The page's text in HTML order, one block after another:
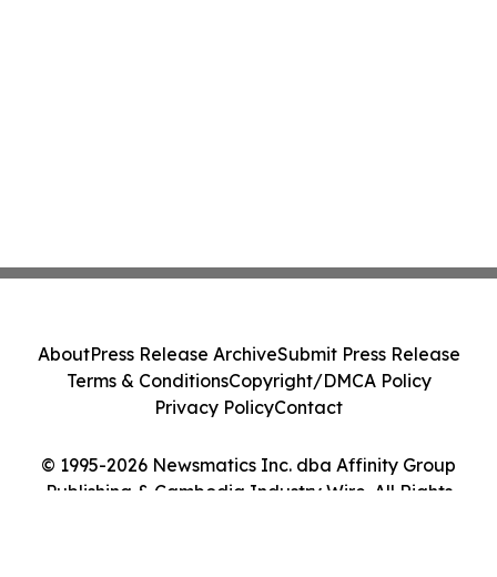
© 1995-2026 Newsmatics Inc. dba Affinity Group
Publishing & Cambodia Industry Wire. All Rights
AboutPress Release ArchiveSubmit Press Release
Terms & ConditionsCopyright/DMCA Policy
Privacy PolicyContact